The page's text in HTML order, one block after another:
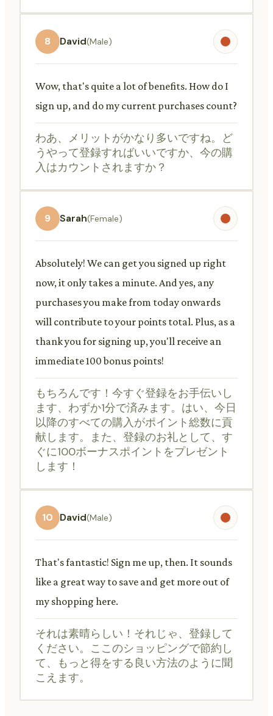
8 David(Male)
Wow, that's quite a lot of benefits. How do I
sign up, and do my current purchases count?
わあ、メリットがかなり多いですね。ど
うやって登録すればいいですか、今の購
入はカウントされますか？
9 Sarah(Female)
Absolutely! We can get you signed up right
now, it only takes a minute. And yes, any
purchases you make from today onwards
will contribute to your points total. Plus, as a
thank you for signing up, you'll receive an
immediate 100 bonus points!
もちろんです！今すぐ登録をお手伝いし
ます、わずか1分で済みます。はい、今日
以降のすべての購入がポイント総数に貢
献します。また、登録のお礼として、す
ぐに100ボーナスポイントをプレゼント
します！
10 David(Male)
That's fantastic! Sign me up, then. It sounds
like a great way to save and get more out of
my shopping here.
それは素晴らしい！それじゃ、登録して
ください。ここのショッピングで節約し
て、もっと得をする良い方法のように聞
こえます。